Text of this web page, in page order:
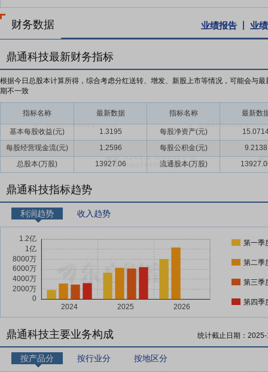
财务数据 业绩报告 业
鼎通科技最新财务指标
根据今日总股本计算所得，综合考虑分红送转、增发、新股上市等情况，可能会与最
期不一致
指标名称 最新数据 指标名称 最新数
基本每股收益(元) 1.3195 每股净资产(元)
每股经营现金流(元)
1.2596 每股公积金(元)
9.2138
总股本(万股)
13927.06 流通股本(万股)
鼎通科技指标趋势
利润趋势 收入趋势
第一季
第二季
第三季
第四季
鼎通科技主要业务构成 统计截止日期：
按产品分 按行业分 按地区分